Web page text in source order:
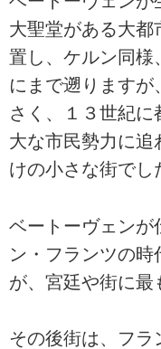
大聖堂がある大都
置し、ケルン同様
にまで遡ります
さく、１３世紀
大な市民勢力に
けの小さな街でし
ベートーヴェンが
ン・フランツの時
が、宮廷や街に最
その後街は、フラ